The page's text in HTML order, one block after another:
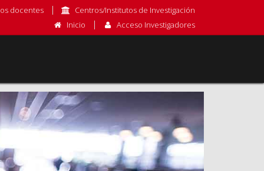
docentes
Centros/Institutos de Investigación
Inicio
Acceso Investigadores